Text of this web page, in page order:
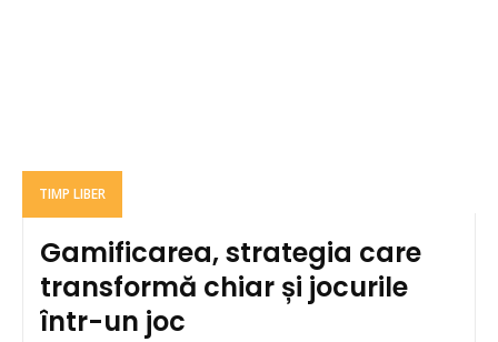
TIMP LIBER
Gamificarea, strategia care
transformă chiar și jocurile
într-un joc